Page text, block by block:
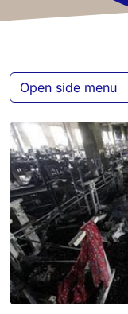
Open side menu